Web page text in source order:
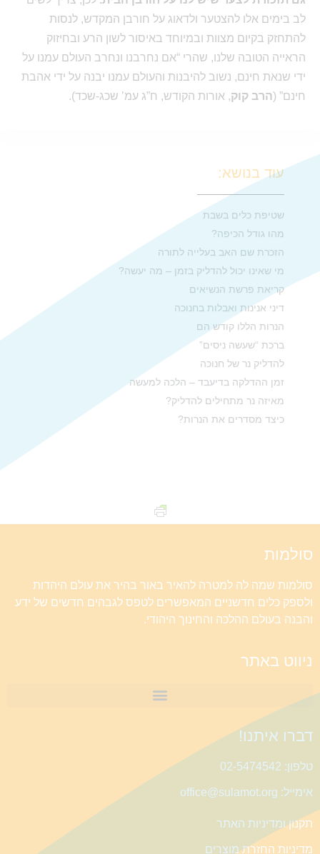
עוד בנושא:
שטיפת כלים בשבת
מהו גודל הכיפה?
הזכרת שם האב בעלייה לתורה
מי שאינו יכול להדליק בזמן – מה יעשה?
קריאת פרשת הנשיאים
דיני אנינות ואבלות בחנוכה
הנרות הללו קודש הם
ברכת “שעשה ניסים”
להדליק נר של חנוכה
זמן ההדלקה בדיעבד – הלכה למעשה
מאיזה נר מתחילים להדליק?
כיצד מסדרים את הנרות?
לב בימים אלו להצטער ולדאוג על חורבן המקדש, לנסות
להתחזק בקיום מצוות ובמיוחד באיסור לשון הרע ובחיזוק
הראייה הטובה שלנו, שהרי “אם נחרבנו ונחרב העולם עמנו על
ידי שנאת חינם, נשוב להיבנות והעולם עמנו יבנה על ידי אהבת
חינם” (הרב קוק, אורות הקודש, ח”ג עמ’ שכג-שכד).
סולמות
סולמות שמה לה למטרה להאיר באור בהיר את עולם היהדות
ולספק כלים חדשניים המאפשרים לטפס לגבהים חדשים של ידע
והבנה בעולם ההלכה והחינוך היהודי.
ניווט באתר
דברו איתנו!
טלפון: 02-5474542
אימייל: office@sulamot.org
תקנון ומדיניות האתר
מדיניות החזרת מוצרים